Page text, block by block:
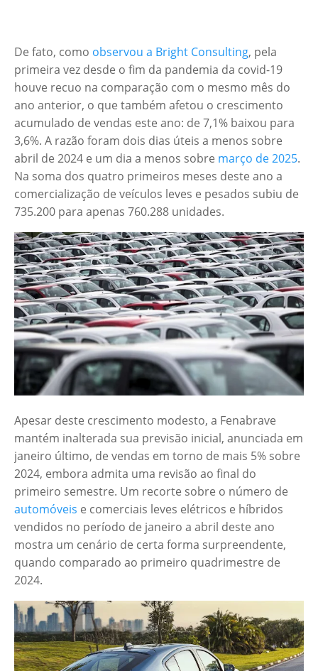
De fato, como observou a Bright Consulting, pela
primeira vez desde o fim da pandemia da covid-19
houve recuo na comparação com o mesmo mês do
ano anterior, o que também afetou o crescimento
acumulado de vendas este ano: de 7,1% baixou para
3,6%. A razão foram dois dias úteis a menos sobre
abril de 2024 e um dia a menos sobre março de 2025.
Na soma dos quatro primeiros meses deste ano a
comercialização de veículos leves e pesados subiu de
735.200 para apenas 760.288 unidades.
Apesar deste crescimento modesto, a Fenabrave
mantém inalterada sua previsão inicial, anunciada em
janeiro último, de vendas em torno de mais 5% sobre
2024, embora admita uma revisão ao final do
primeiro semestre. Um recorte sobre o número de
automóveis e comerciais leves elétricos e híbridos
vendidos no período de janeiro a abril deste ano
mostra um cenário de certa forma surpreendente,
quando comparado ao primeiro quadrimestre de
2024.